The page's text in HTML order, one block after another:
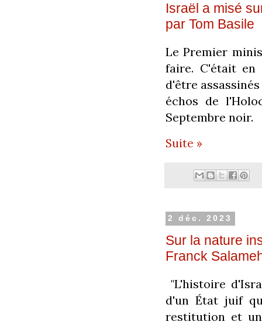
Israël a misé
par Tom Basile
Le Premier
faire. C'était en
d'être
échos de
Septembre noir.
Suite »
2 déc. 2023
Sur la nature
Franck
"L'histoire
d'un État juif
restitution et